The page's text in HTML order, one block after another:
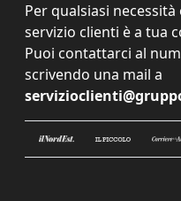
Per qualsiasi
servizio clienti è a tua
Puoi contattarci al
scrivendo una mail a